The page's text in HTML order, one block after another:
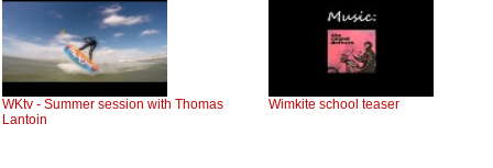
WKtv - Summer session with Thomas
Lantoin
Wimkite school teaser